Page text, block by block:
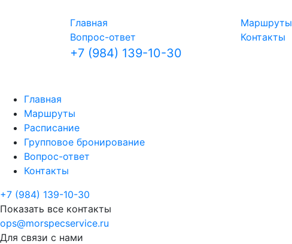
Главная
Вопрос-ответ
Маршруты
Контакты
+7 (984) 139-10-30
Главная
Маршруты
Расписание
Групповое бронирование
Вопрос-ответ
Контакты
+7 (984) 139-10-30
Показать все контакты
ops@morspecservice.ru
Для связи с нами